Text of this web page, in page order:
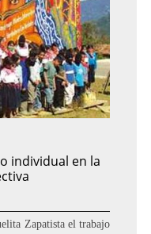
individual en la
Zapatista el trabajo